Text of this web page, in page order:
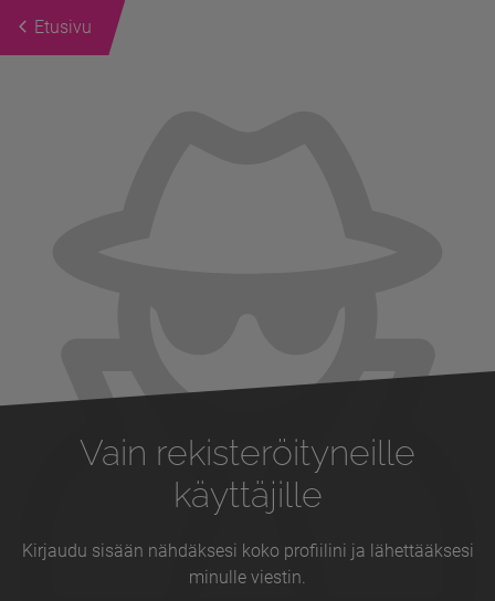
Etusivu
Vain rekisteröityneille
käyttäjille
Kirjaudu sisään nähdäksesi koko profiilini ja lähettääksesi
minulle viestin.